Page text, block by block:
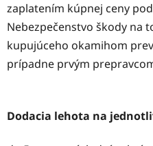
zaplatením kúpnej ceny
Nebezpečenstvo škody na
kupujúceho okamihom
prípadne prvým
Dodacia lehota na